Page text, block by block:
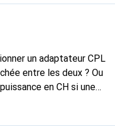
un adaptateur CPL
entre les deux ? Ou
en CH si une